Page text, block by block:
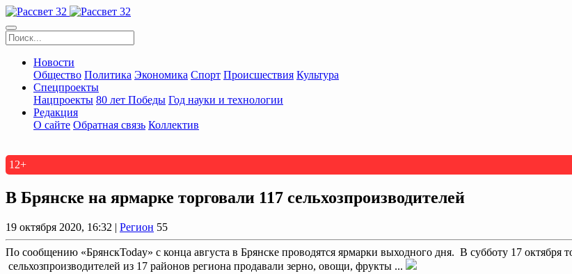
Новости
Общество Политика Экономика Спорт Происшествия Культура
Спецпроекты
Нацпроекты 80 лет Победы Год науки и технологии
Редакция
О сайте Обратная связь Коллектив
12+
В Брянске на ярмарке торговали 117 сельхозпроизводителей
19 октября 2020, 16:32 | Регион 55
По сообщению «БрянскToday» с конца августа в Брянске проводятся ярмарки выходного дня. В субботу 17 октября
сельхозпроизводителей из 17 районов региона продавали зерно, овощи, фрукты ...